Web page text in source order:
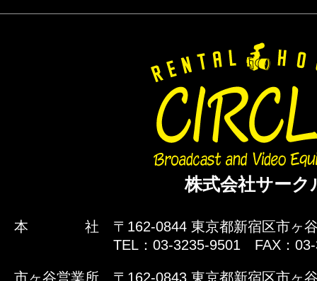
株式会社サーク
本 社
〒162-0844 東京都新宿区市ヶ
TEL：03-3235-9501 FAX：
市ヶ谷営業所
〒162-0843 東京都新宿区市ヶ